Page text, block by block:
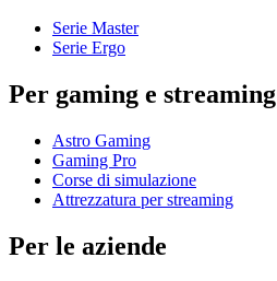
Serie Master
Serie Ergo
Per gaming e streaming
Astro Gaming
Gaming Pro
Corse di simulazione
Attrezzatura per streaming
Per le aziende